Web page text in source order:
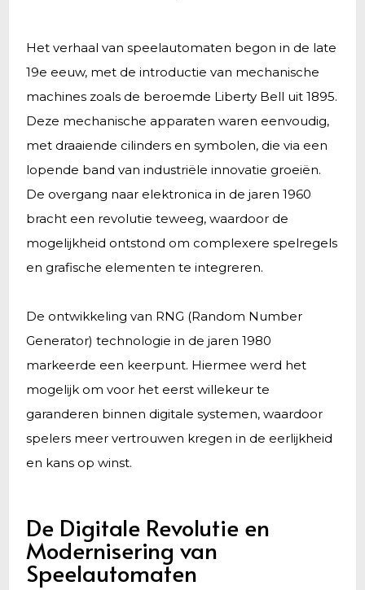
Het verhaal van speelautomaten begon in de late
19e eeuw, met de introductie van mechanische
machines zoals de beroemde Liberty Bell uit 1895.
Deze mechanische apparaten waren eenvoudig,
met draaiende cilinders en symbolen, die via een
lopende band van industriële innovatie groeiën.
De overgang naar elektronica in de jaren 1960
bracht een revolutie teweeg, waardoor de
mogelijkheid ontstond om complexere spelregels
en grafische elementen te integreren.
De ontwikkeling van RNG (Random Number
Generator) technologie in de jaren 1980
markeerde een keerpunt. Hiermee werd het
mogelijk om voor het eerst willekeur te
garanderen binnen digitale systemen, waardoor
spelers meer vertrouwen kregen in de eerlijkheid
en kans op winst.
De Digitale Revolutie en
Modernisering van
Speelautomaten